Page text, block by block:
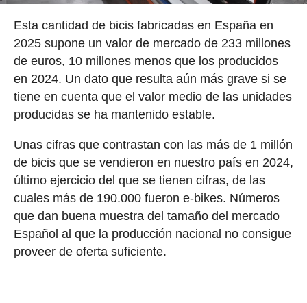
Esta cantidad de bicis fabricadas en España en
2025 supone un valor de mercado de 233 millones
de euros, 10 millones menos que los producidos
en 2024. Un dato que resulta aún más grave si se
tiene en cuenta que el valor medio de las unidades
producidas se ha mantenido estable.
Unas cifras que contrastan con las más de 1 millón
de bicis que se vendieron en nuestro país en 2024,
último ejercicio del que se tienen cifras, de las
cuales más de 190.000 fueron e-bikes. Números
que dan buena muestra del tamaño del mercado
Español al que la producción nacional no consigue
proveer de oferta suficiente.